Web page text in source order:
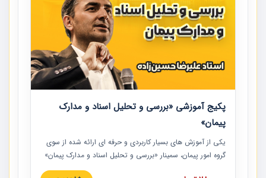
پکیج آموزشی «بررسی و تحلیل اسناد و مدارک
پیمان»
یکی از آموزش‏‏‏‏‏‏ های بسیار کاربردی و حرفه‏ ای ارائه شده از سوی
گروه امور پیمان، سمینار «بررسی و تحلیل اسناد و مدارک پیمان»
است که در دانشگاه صنعتی شریف ارائه شد. در این آموزش